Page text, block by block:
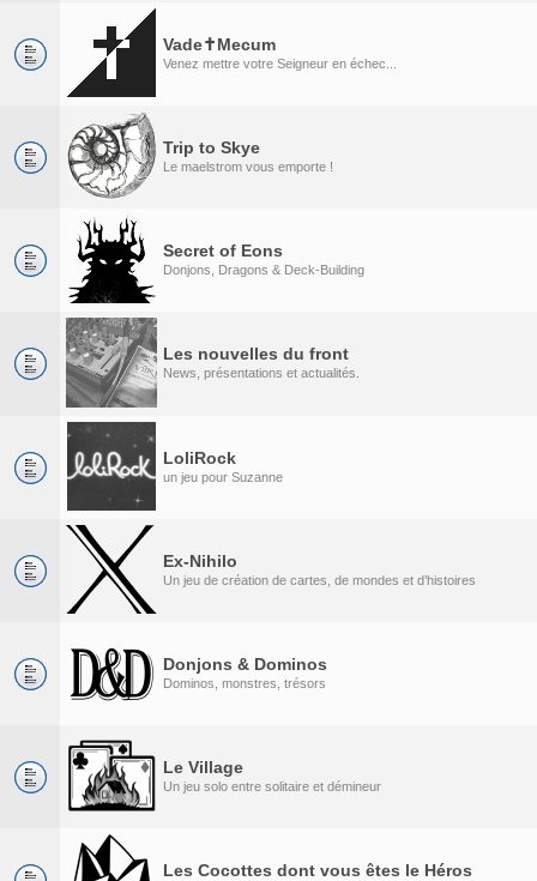
Vade✝Mecum
Venez mettre votre Seigneur en échec...
Trip to Skye
Le maelstrom vous emporte !
Secret of Eons
Donjons, Dragons & Deck-Building
Les nouvelles du front
News, présentations et actualités.
LoliRock
un jeu pour Suzanne
Ex-Nihilo
Un jeu de création de cartes, de mondes et d’histoires
Donjons & Dominos
Dominos, monstres, trésors
Le Village
Un jeu solo entre solitaire et démineur
Les Cocottes dont vous êtes le Héros